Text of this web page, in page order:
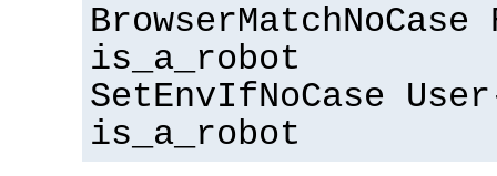
BrowserMatchNoCase
is_a_robot
SetEnvIfNoCase
is_a_robot